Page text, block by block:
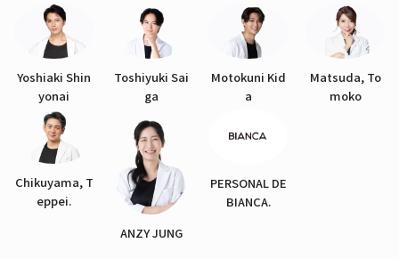
Yoshiaki Shin
yonai
Toshiyuki Sai
ga
Motokuni Kid
a
Matsuda, To
moko
Chikuyama, T
eppei.
ANZY JUNG
PERSONAL DE
BIANCA.